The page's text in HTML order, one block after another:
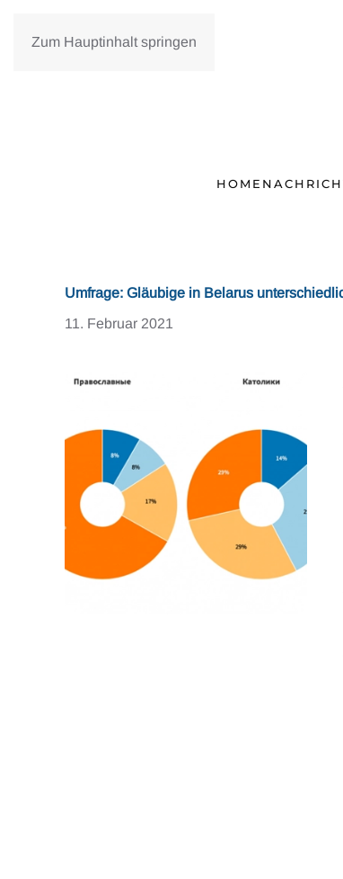
Zum Hauptinhalt springen
HOME
Umfrage: Gläubige in Belarus
11. Februar 2021